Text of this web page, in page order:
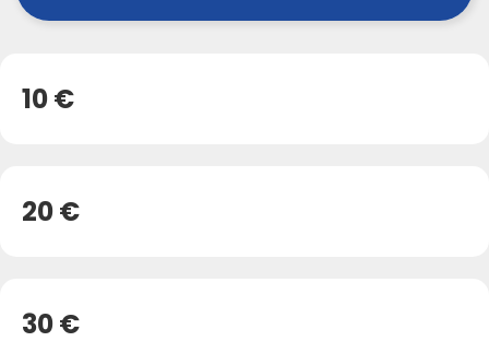
10 €
20 €
30 €